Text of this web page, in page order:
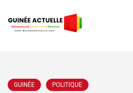
GUINÉE POLITIQUE